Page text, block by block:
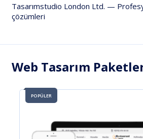
Tasarımstudio London Ltd. —
çözümleri
Web Tasarım
POPÜLER